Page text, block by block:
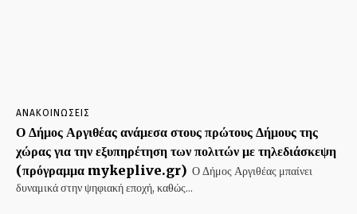
ΑΝΑΚΟΙΝΩΣΕΙΣ
Ο Δήμος Αργιθέας ανάμεσα στους πρώτους Δήμους της
χώρας για την εξυπηρέτηση των πολιτών με τηλεδιάσκεψη
(πρόγραμμα mykeplive.gr) Ο Δήμος Αργιθέας μπαίνει
δυναμικά στην ψηφιακή εποχή, καθώς...